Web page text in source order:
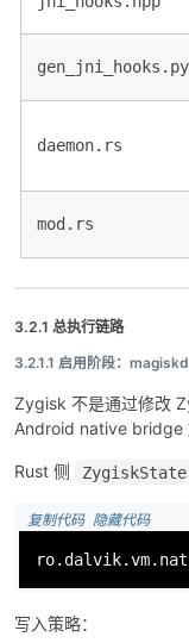
gen_jni_hooks.py
daemon.rs
mod.rs
3.2.1 总执行链路
3.2.1.1 启用阶段：
Zygisk 不是通过修改
Android native bridge
Rust 侧
复制代码 隐藏代码
写入策略：